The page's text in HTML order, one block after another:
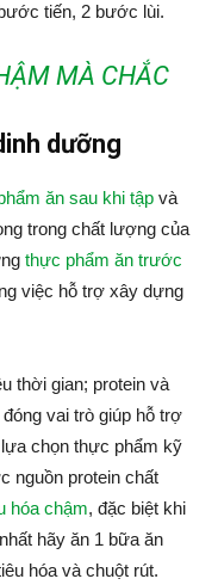
tiến, 2 bước lùi.
MÀ CHẮC
dưỡng
ăn sau khi tập và
trong chất lượng của
thực phẩm ăn trước
việc hỗ trợ xây dựng
thời gian; protein và
vai trò giúp hỗ trợ
chọn thực phẩm kỹ
nguồn protein chất
hóa chậm, đặc biệt khi
hãy ăn 1 bữa ăn
hóa và chuột rút.